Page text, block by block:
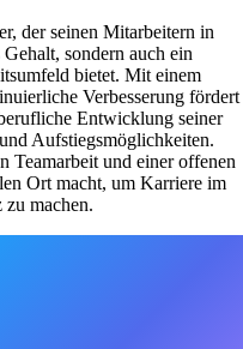
der seinen Mitarbeitern in
sondern auch ein
bietet. Mit einem
Verbesserung fördert
Entwicklung seiner
Aufstiegsmöglichkeiten.
Teamarbeit und einer offenen
Ort macht, um Karriere im
machen.